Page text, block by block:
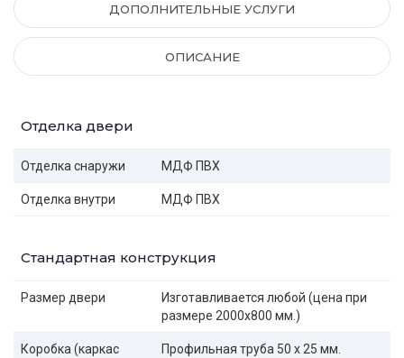
ДОПОЛНИТЕЛЬНЫЕ УСЛУГИ
ОПИСАНИЕ
Отделка двери
Отделка снаружи МДФ ПВХ
Отделка внутри МДФ ПВХ
Стандартная конструкция
Размер двери
Изготавливается любой (цена при
размере 2000x800 мм.)
Коробка (каркас
Профильная труба 50 х 25 мм.